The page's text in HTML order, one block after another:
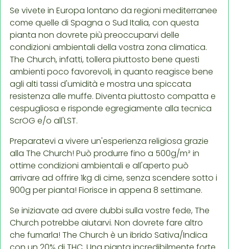
Se vivete in Europa lontano da regioni mediterranee
come quelle di Spagna o Sud Italia, con questa
pianta non dovrete più preoccuparvi delle
condizioni ambientali della vostra zona climatica.
The Church, infatti, tollera piuttosto bene questi
ambienti poco favorevoli, in quanto reagisce bene
agli alti tassi d'umidità e mostra una spiccata
resistenza alle muffe. Diventa piuttosto compatta e
cespugliosa e risponde egregiamente alla tecnica
ScrOG e/o all'LST.
Preparatevi a vivere un'esperienza religiosa grazie
alla The Church! Può produrre fino a 500g/m² in
ottime condizioni ambientali e all'aperto può
arrivare ad offrire 1kg di cime, senza scendere sotto i
900g per pianta! Fiorisce in appena 8 settimane.
Se iniziavate ad avere dubbi sulla vostre fede, The
Church potrebbe aiutarvi. Non dovrete fare altro
che fumarla! The Church è un ibrido Sativa/Indica